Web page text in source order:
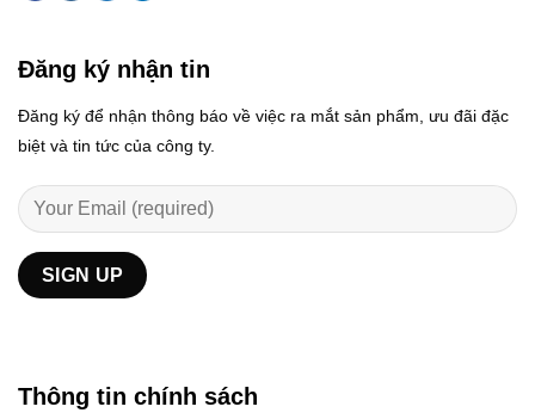
Thông tin chính sách
Đăng ký nhận tin
Đăng ký để nhận thông báo về việc ra mắt sản phẩm, ưu đãi đặc
biệt và tin tức của công ty.